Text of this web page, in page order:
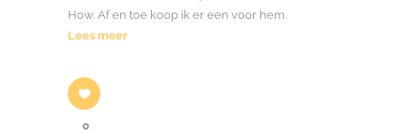
How. Af en toe koop ik er een voor hem.
Lees meer
0